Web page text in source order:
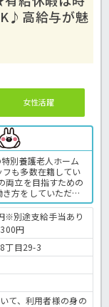
高給与が魅
女性活躍
別養護老人ホーム
も多数在籍してい
両立を目指すための
方をしていただけ
予防接種、ストレ
タッフが気持ちよく
す♪特養での介護業
※別途支給手当あり
円
丁目29-3
て、利用者様の身の